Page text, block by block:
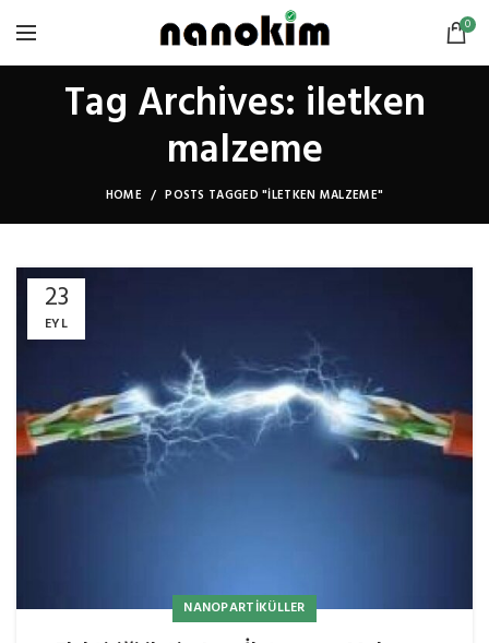
0
Tag Archives: iletken
malzeme
HOME POSTS TAGGED "ILETKEN MALZEME"
23
EYL
NANOPARTIKÜLLER